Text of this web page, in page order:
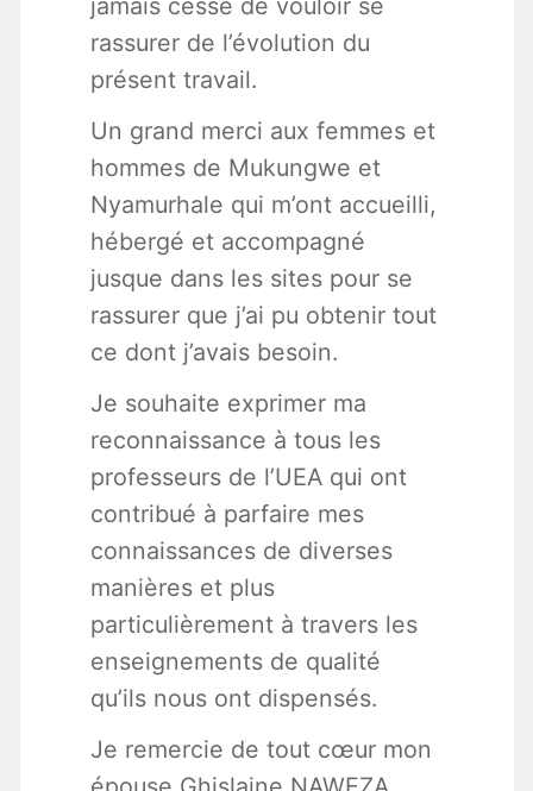
jamais cessé de vouloir se
rassurer de l’évolution du
présent travail.
Un grand merci aux femmes et
hommes de Mukungwe et
Nyamurhale qui m’ont accueilli,
hébergé et accompagné
jusque dans les sites pour se
rassurer que j’ai pu obtenir tout
ce dont j’avais besoin.
Je souhaite exprimer ma
reconnaissance à tous les
professeurs de l’UEA qui ont
contribué à parfaire mes
connaissances de diverses
manières et plus
particulièrement à travers les
enseignements de qualité
qu’ils nous ont dispensés.
Je remercie de tout cœur mon